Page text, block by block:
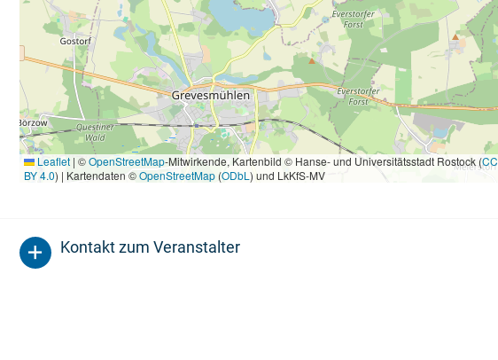
Leaflet | ©OpenStreetMap-Mitwirkende, Kartenbild © Hanse- und Universitätsstadt Rostock (CC
BY 4.0) | Kartendaten ©OpenStreetMap(ODbL ) und LkKfS-MV
Kontakt zum Veranstalter